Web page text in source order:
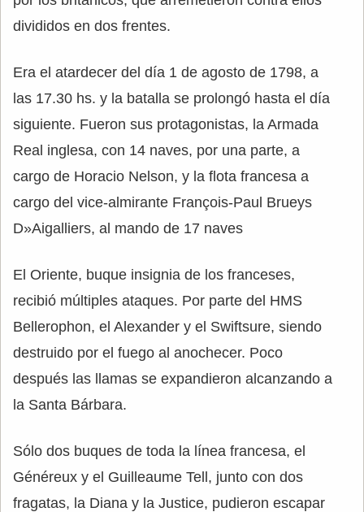
divididos en dos frentes.
Era el atardecer del día 1 de agosto de 1798, a
las 17.30 hs. y la batalla se prolongó hasta el día
siguiente. Fueron sus protagonistas, la Armada
Real inglesa, con 14 naves, por una parte, a
cargo de Horacio Nelson, y la flota francesa a
cargo del vice-almirante François-Paul Brueys
D»Aigalliers, al mando de 17 naves
El Oriente, buque insignia de los franceses,
recibió múltiples ataques. Por parte del HMS
Bellerophon, el Alexander y el Swiftsure, siendo
destruido por el fuego al anochecer. Poco
después las llamas se expandieron alcanzando a
la Santa Bárbara.
Sólo dos buques de toda la línea francesa, el
Généreux y el Guilleaume Tell, junto con dos
fragatas, la Diana y la Justice, pudieron escapar